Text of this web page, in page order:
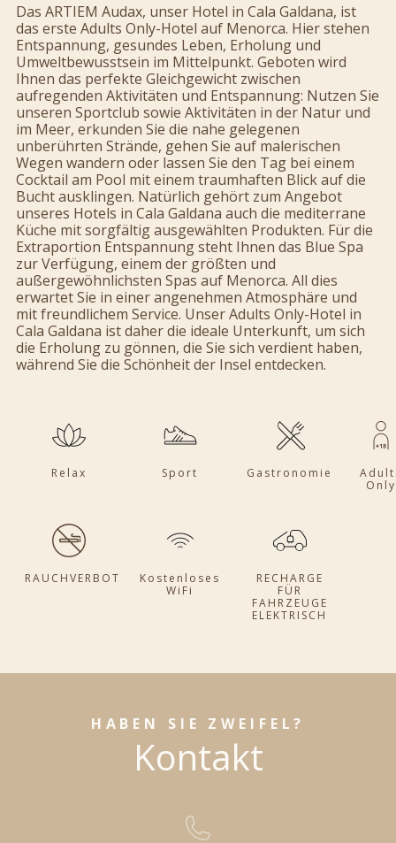
Das ARTIEM Audax, unser Hotel in Cala Galdana, ist
das erste Adults Only-Hotel auf Menorca. Hier stehen
Entspannung, gesundes Leben, Erholung und
Umweltbewusstsein im Mittelpunkt. Geboten wird
Ihnen das perfekte Gleichgewicht zwischen
aufregenden Aktivitäten und Entspannung: Nutzen Sie
unseren Sportclub sowie Aktivitäten in der Natur und
im Meer, erkunden Sie die nahe gelegenen
unberührten Strände, gehen Sie auf malerischen
Wegen wandern oder lassen Sie den Tag bei einem
Cocktail am Pool mit einem traumhaften Blick auf die
Bucht ausklingen. Natürlich gehört zum Angebot
unseres Hotels in Cala Galdana auch die mediterrane
Küche mit sorgfältig ausgewählten Produkten. Für die
Extraportion Entspannung steht Ihnen das Blue Spa
zur Verfügung, einem der größten und
außergewöhnlichsten Spas auf Menorca. All dies
erwartet Sie in einer angenehmen Atmosphäre und
mit freundlichem Service. Unser Adults Only-Hotel in
Cala Galdana ist daher die ideale Unterkunft, um sich
die Erholung zu gönnen, die Sie sich verdient haben,
während Sie die Schönheit der Insel entdecken.
Relax Sport Gastronomie
Only
RAUCHVERBOT
Kostenloses
WiFi
RECHARGE
FÜR
FAHRZEUGE
ELEKTRISCH
HABEN SIE ZWEIFEL?
Kontakt